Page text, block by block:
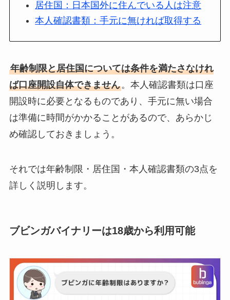
居住国：日本国外に住んでいる人は注意
本人確認書類：手元に無ければ取得する
年齢制限と居住国については条件を満たさなけれ
ば口座開設自体できません。本人確認書類は口座
開設時に必要となるものであり、手元に無い場合
は準備に時間がかかることがあるので、あらかじ
め確認しておきましょう。
それでは年齢制限・居住国・本人確認書類の3点を
詳しく説明します。
ブビンガバイナリーは18歳から利用可能